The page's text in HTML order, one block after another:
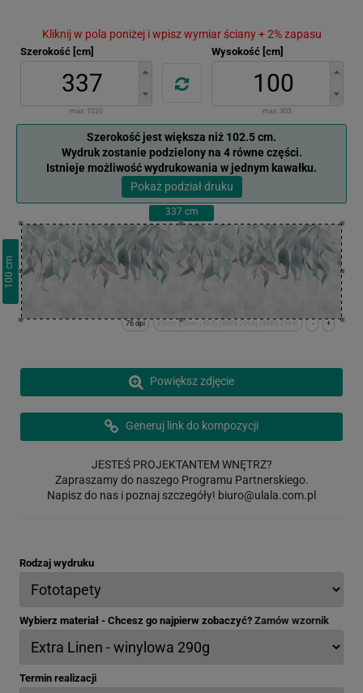
Kliknij w pola poniżej i wpisz wymiar ściany + 2% zapasu
Szerokość [cm]
max: 1020
Wysokość [cm]
max: 303
Szerokość jest większa niż 102.5 cm.
Wydruk zostanie podzielony na 4 równe części.
Istnieje możliwość wydrukowania w jednym kawałku.
Pokaż podział druku
337 cm
100
cm
+
-
x:0cm y:0cm | (0,0) (9989,2964) (9989,2964)
76 dpi
Powiększ zdjęcie
Generuj link do kompozycji
JESTEŚ PROJEKTANTEM WNĘTRZ?
Zapraszamy do naszego Programu Partnerskiego.
Napisz do nas i poznaj szczegóły! biuro@ulala.com.pl
Rodzaj wydruku
Wybierz materiał - Chcesz go najpierw zobaczyć? Zamów wzornik
Termin realizacji